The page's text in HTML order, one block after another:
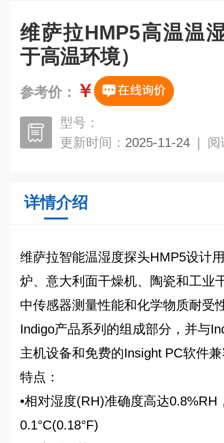
维萨拉HMP5高温温
于高温环境）
参考价： ￥
型号：
更新时间： 2025-11-24 | 阅
详情介绍
维萨拉智能温湿度探头HMP5设计
炉、意大利面干燥机、陶瓷和工业
中传感器测量性能和化学物质耐受
Indigo产品系列的组成部分，并与
主机设备和免费的Insight PC软件
特点：
•相对湿度(RH)准确度高达0.8%RH
0.1°C(0.18°F)